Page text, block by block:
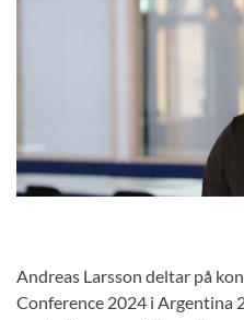
Andreas Larsson deltar på
Conference 2024 i Argentina